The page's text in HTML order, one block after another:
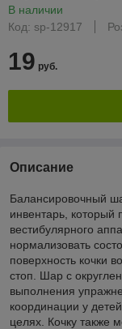
В наличии
Код: sp-12917
19 руб.
Описание
Балансировочный
инвентарь, который
вестибулярного
нормализовать
поверхность кочки
стоп. Шар с
выполнения
координации у
целях. Кочку также